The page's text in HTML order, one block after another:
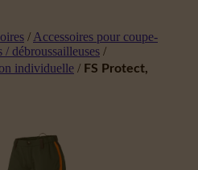
/ Accessoires pour coupe-
/ débroussailleuses /
individuelle / FS Protect,